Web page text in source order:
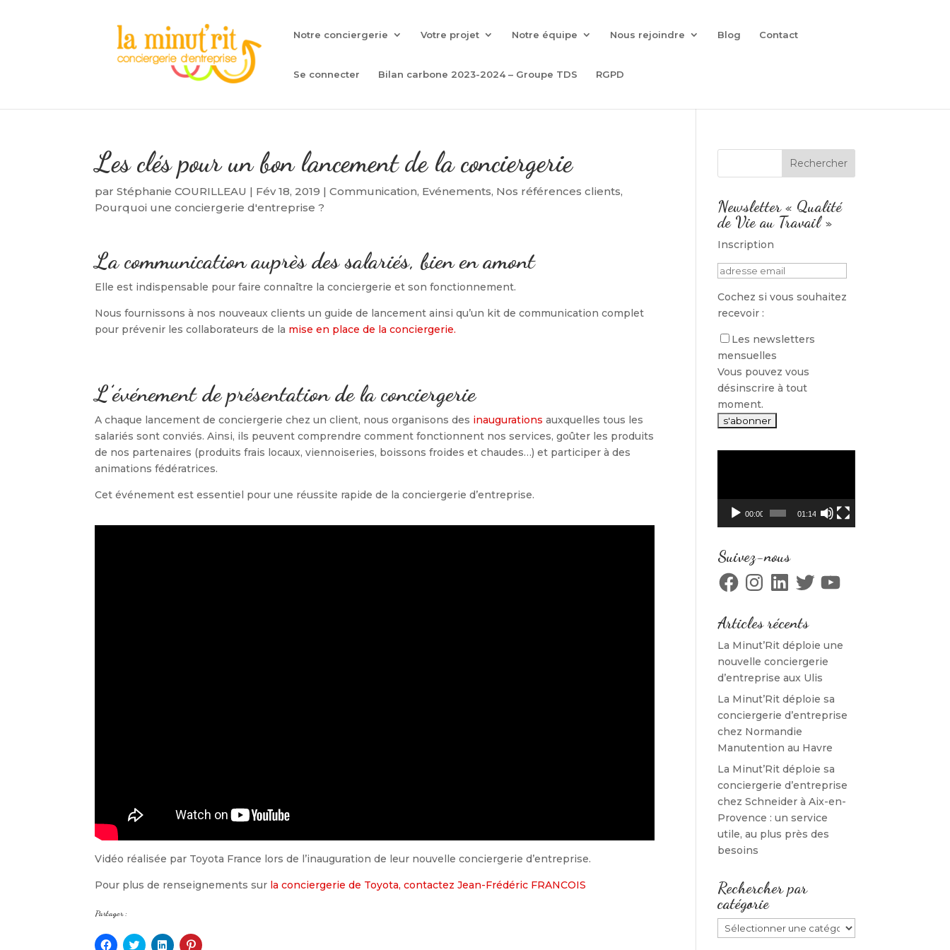
Notre conciergerie Votre projet Notre équipe Nous rejoindre Blog Contact
Se connecter Bilan carbone 2023-2024 – Groupe TDS RGPD
Les clés pour un bon lancement de la conciergerie
parStéphanie COURILLEAU | Fév 18, 2019 |Communication, Evénements, Nos références clients,
Pourquoi une conciergerie d'entreprise ?
La communication auprès des salariés, bien en amont
Elle est indispensable pour faire connaître la conciergerie et son fonctionnement.
Nous fournissons à nos nouveaux clients un guide de lancement ainsi qu’un kit de communication complet
pour prévenir les collaborateurs de la mise en place de la conciergerie.
L’événement de présentation de la conciergerie
A chaque lancement de conciergerie chez un client, nous organisons des inaugurationsauxquelles tous les
salariés sont conviés. Ainsi, ils peuvent comprendre comment fonctionnent nos services, goûter les produits
de nos partenaires (produits frais locaux, viennoiseries, boissons froides et chaudes…) et participer à des
animations fédératrices.
Cet événement est essentiel pour une réussite rapide de la conciergerie d’entreprise.
Vidéo réalisée par Toyota France lors de l’inauguration de leur nouvelle conciergerie d’entreprise.
Pour plus de renseignements sur la conciergerie de Toyota, contactez Jean-Frédéric FRANCOIS
Partager :
C C C C
Newsletter « Qualité
de Vie au Travail »
Inscription
Cochez si vous souhaitez
recevoir :
Les newsletters
mensuelles
Vous pouvez vous
désinscrire à tout
moment.
00:00 01:14
Suivez-nous
FacebookInstagramLinkedInTwitterYouTube
Articles récents
La Minut’Rit déploie une
nouvelle conciergerie
d’entreprise aux Ulis
La Minut’Rit déploie sa
conciergerie d’entreprise
chez Normandie
Manutention au Havre
La Minut’Rit déploie sa
conciergerie d’entreprise
chez Schneider à Aix-en-
Provence : un service
utile, au plus près des
besoins
Rechercher par
catégorie
Rechercher
par